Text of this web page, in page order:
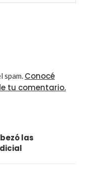
spam. Conocé
tu comentario.
las